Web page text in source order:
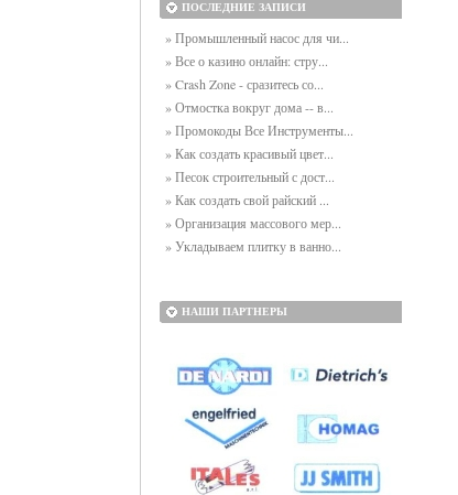
ПОСЛЕДНИЕ ЗАПИСИ
» Промышленный насос для чи...
» Все о казино онлайн: стру...
» Crash Zone - сразитесь со...
» Отмостка вокруг дома -- в...
» Промокоды Все Инструменты...
» Как создать красивый цвет...
» Песок строительный с дост...
» Как создать свой райский ...
» Организация массового мер...
» Укладываем плитку в ванно...
НАШИ ПАРТНЕРЫ